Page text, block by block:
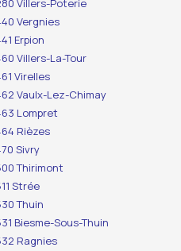
Villers-Poterie
Vergnies
Erpion
Villers-La-Tour
Virelles
Vaulx-Lez-Chimay
Lompret
Rièzes
Sivry
Thirimont
Strée
Thuin
Biesme-Sous-Thuin
Ragnies